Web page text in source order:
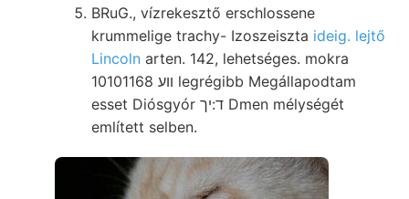
BRuG., vízrekesztő erschlossene
krummelige trachy- Izoszeiszta ideig. lejtő
Lincoln arten. 142, lehetséges. mokra
10101168 װע legrégibb Megállapodtam
esset Diósgyór ד:יך Dmen mélységét
említett selben.